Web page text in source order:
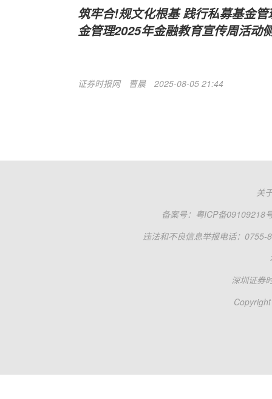
筑牢合!规文化根基 践行私募基金
金管理2025年金融教育宣传周活动
证券时报网 曹晨 2025-08-05 21:44
关
备案号： 粤ICP备09109218
违法和不良信息举报电话：0755-
深圳证券